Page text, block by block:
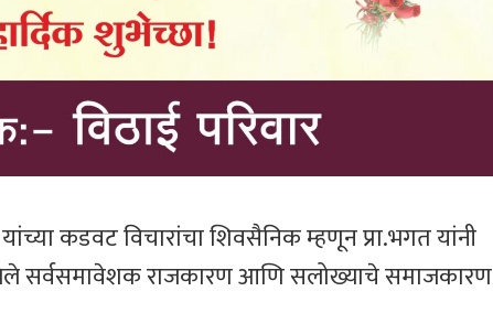
कडवट विचारांचा शिवसैनिक म्हणून प्रा.भगत यांनी
सर्वसमावेशक राजकारण आणि सलोख्याचे समाजकारण